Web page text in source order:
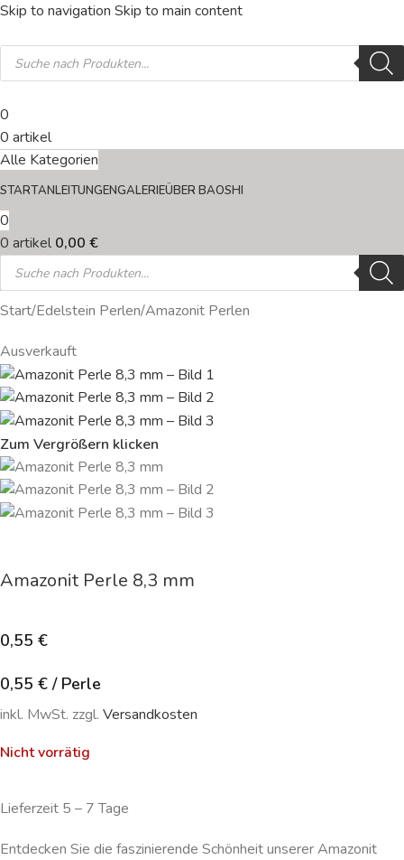
Skip to navigation Skip to main content
0
0 artikel
Alle Kategorien
STARTANLEITUNGENGALERIEÜBER BAOSHI
0
0 artikel 0,00 €
Start/Edelstein Perlen/Amazonit Perlen
Ausverkauft
Zum Vergrößern klicken
Amazonit Perle 8,3 mm
0,55 €
0,55 € / Perle
inkl. MwSt. zzgl. Versandkosten
Nicht vorrätig
Lieferzeit 5 – 7 Tage
Entdecken Sie die faszinierende Schönheit unserer Amazonit